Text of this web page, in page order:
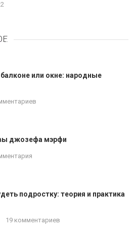
81 комментарий
балконе или окне: народные
джозефа мэрфи
подростку: теория и практика
19 комментариев